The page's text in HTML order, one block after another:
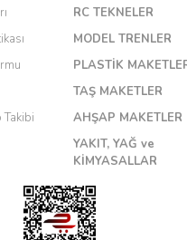
RC TEKNELER
MODEL TRENLER
PLASTİK
TAŞ MAKETLER
AHŞAP MAKETLER
YAKIT, YAĞ ve
KİMYASALLAR